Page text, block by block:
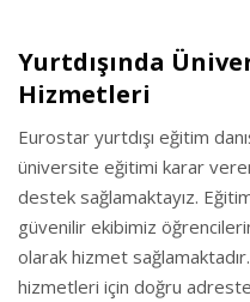
Yurtdışında
Hizmetleri
Eurostar yurtdışı eğitim
üniversite eğitimi karar
destek sağlamaktayız.
güvenilir ekibimiz
olarak hizmet sağlamaktadır.
hizmetleri için doğru